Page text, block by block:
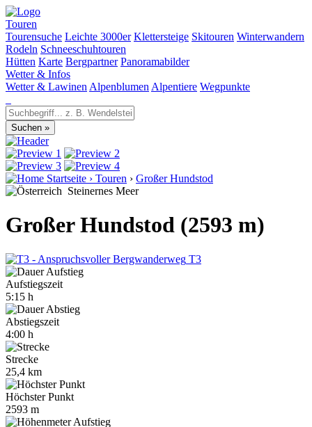
Touren
Tourensuche Leichte 3000er Klettersteige Skitouren Winterwandern
Rodeln Schneeschuhtouren
Hütten Karte Bergpartner Panoramabilder
Wetter & Infos
Wetter & Lawinen Alpenblumen Alpentiere Wegpunkte
Startseite › Touren › Großer Hundstod
Steinernes Meer
Großer Hundstod (2593 m)
T3
Aufstiegszeit
5:15 h
Abstiegszeit
4:00 h
Strecke
25,4 km
Höchster Punkt
2593 m